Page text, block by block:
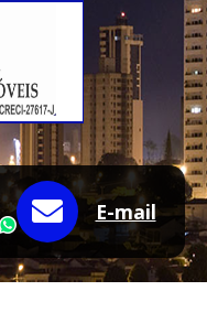
WhatsApp
E-mail